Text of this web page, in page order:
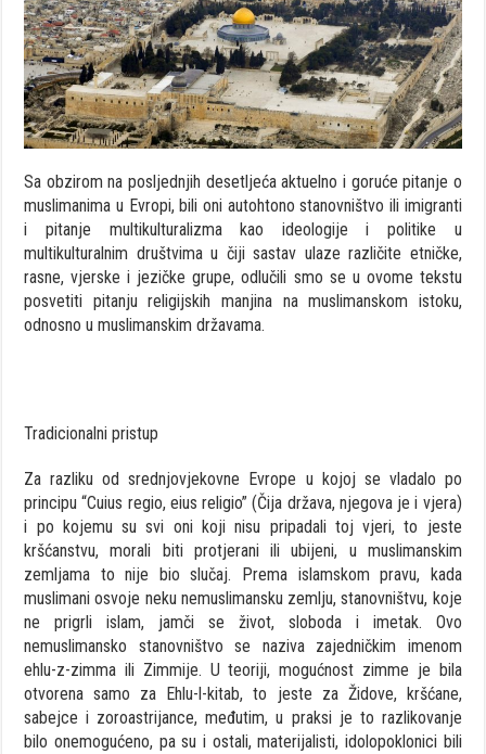
Sa obzirom na posljednjih desetljeća aktuelno i goruće pitanje o
muslimanima u Evropi, bili oni autohtono stanovništvo ili imigranti
i pitanje multikulturalizma kao ideologije i politike u
multikulturalnim društvima u čiji sastav ulaze različite etničke,
rasne, vjerske i jezičke grupe, odlučili smo se u ovome tekstu
posvetiti pitanju religijskih manjina na muslimanskom istoku,
odnosno u muslimanskim državama.
Tradicionalni pristup
Za razliku od srednjovjekovne Evrope u kojoj se vladalo po
principu “Cuius regio, eius religio” (Čija država, njegova je i vjera)
i po kojemu su svi oni koji nisu pripadali toj vjeri, to jeste
kršćanstvu, morali biti protjerani ili ubijeni, u muslimanskim
zemljama to nije bio slučaj. Prema islamskom pravu, kada
muslimani osvoje neku nemuslimansku zemlju, stanovništvu, koje
ne prigrli islam, jamči se život, sloboda i imetak. Ovo
nemuslimansko stanovništvo se naziva zajedničkim imenom
ehlu-z-zimma ili Zimmije. U teoriji, mogućnost zimme je bila
otvorena samo za Ehlu-l-kitab, to jeste za Židove, kršćane,
sabejce i zoroastrijance, međutim, u praksi je to razlikovanje
bilo onemogućeno, pa su i ostali, materijalisti, idolopoklonici bili